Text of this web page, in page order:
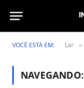
VOCÊ ESTÁ EM: Lar »
NAVEGANDO: